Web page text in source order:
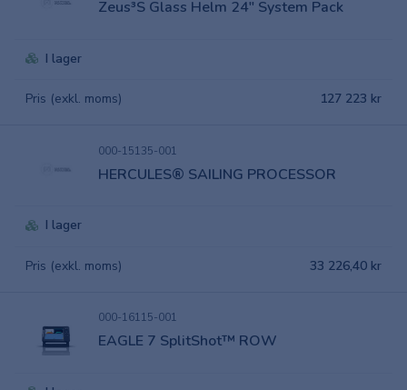
Zeus³S Glass Helm 24" System Pack
I lager
Pris (exkl. moms) 127 223 kr
000-15135-001
HERCULES® SAILING PROCESSOR
I lager
Pris (exkl. moms) 33 226,40 kr
000-16115-001
EAGLE 7 SplitShot™ ROW